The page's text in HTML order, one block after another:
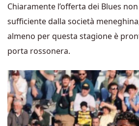
Chiaramente l’offerta dei Blues
sufficiente dalla società
almeno per questa stagione è
porta rossonera.